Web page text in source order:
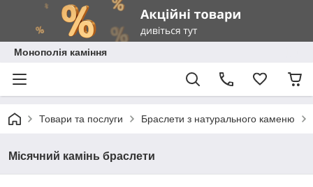
Монополія каміння
Товари та послуги Браслети з натурального каменю
Місячний камінь браслети